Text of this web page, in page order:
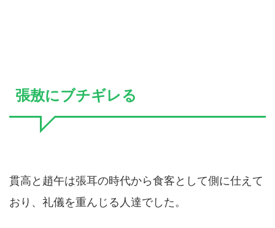
張敖にブチギレる
貫高と趙午は張耳の時代から食客として側に仕えて
おり、礼儀を重んじる人達でした。